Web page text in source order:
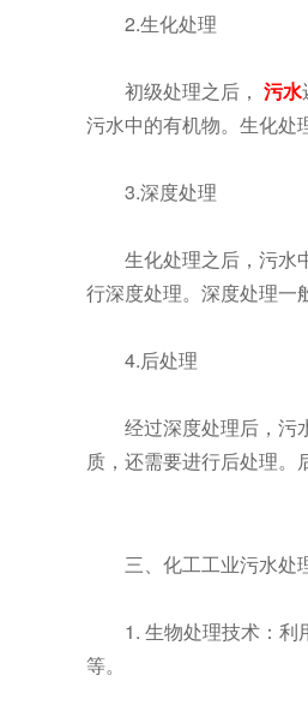
2.生化处理
初级处理之后， 污水
污水中的有机物。生化处
3.深度处理
生化处理之后，污水中
行深度处理。深度处理一
4.后处理
经过深度处理后，污水
质，还需要进行后处理。
三、化工工业污水处
1. 生物处理技术：利用
等。